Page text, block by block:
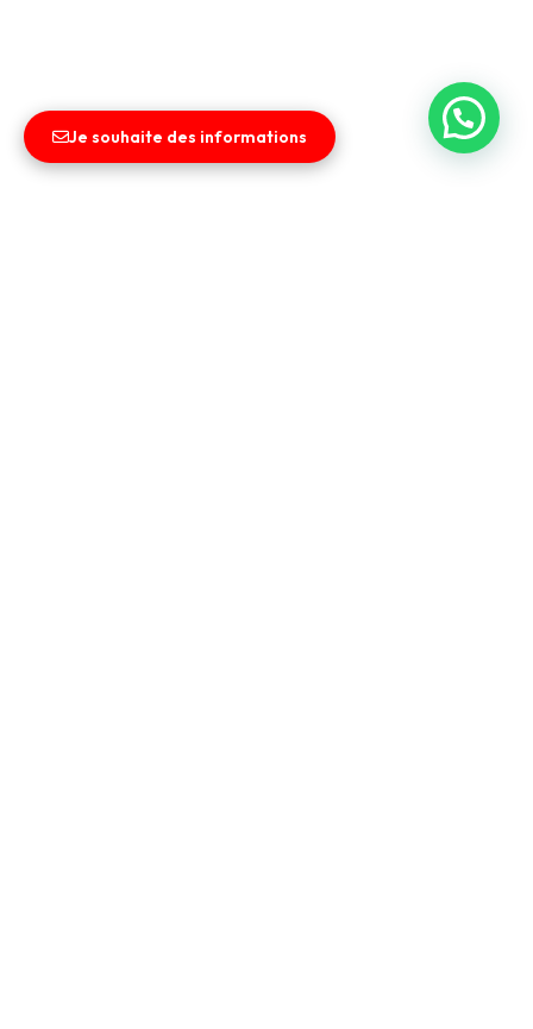
Je souhaite des informations